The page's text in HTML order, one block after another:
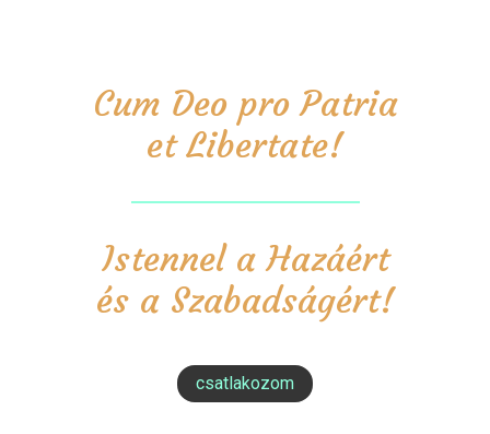
Cum Deo pro Patria
et Libertate!
Istennel a Hazáért
és a Szabadságért!
csatlakozom